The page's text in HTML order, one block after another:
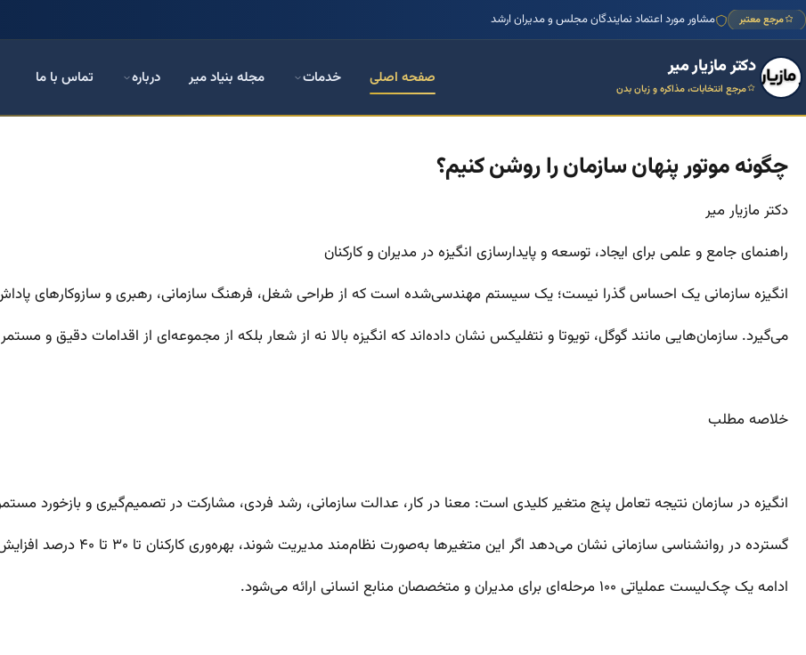
مرجع معتبر مشاور مورد اعتماد نمایندگان مجلس و مدیران ارشد
دکتر مازیار میر
مرجع انتخابات، مذاکره و زبان بدن
صفحه اصلی خدمات مجله بنیاد میر درباره تماس با ما
چگونه موتور پنهان سازمان را روشن کنیم؟
دکتر مازیار میر
راهنمای جامع و علمی برای ایجاد، توسعه و پایدارسازی انگیزه در مدیران و کارکنان
انگیزه سازمانی یک احساس گذرا نیست؛ یک سیستم مهندسی‌شده است که از طراحی شغل، فرهنگ سازمانی، رهبری و سازوکارهای
می‌گیرد. سازمان‌هایی مانند گوگل، تویوتا و نتفلیکس نشان داده‌اند که انگیزه بالا نه از شعار بلکه از مجموعه‌ای از اقدامات دقیق و
خلاصه مطلب
انگیزه در سازمان نتیجه تعامل پنج متغیر کلیدی است: معنا در کار، عدالت سازمانی، رشد فردی، مشارکت در تصمیم‌گیری و بازخورد
گسترده در روانشناسی سازمانی نشان می‌دهد اگر این متغیرها به‌صورت نظام‌مند مدیریت شوند، بهره‌وری کارکنان تا ۳۰ تا ۴۰ درصد افزایش می‌یابد. در
ادامه یک چک‌لیست عملیاتی ۱۰۰ مرحله‌ای برای مدیران و متخصصان منابع انسانی ارائه می‌شود.